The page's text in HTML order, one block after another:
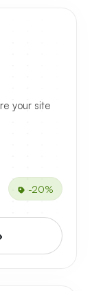
your site
-20%